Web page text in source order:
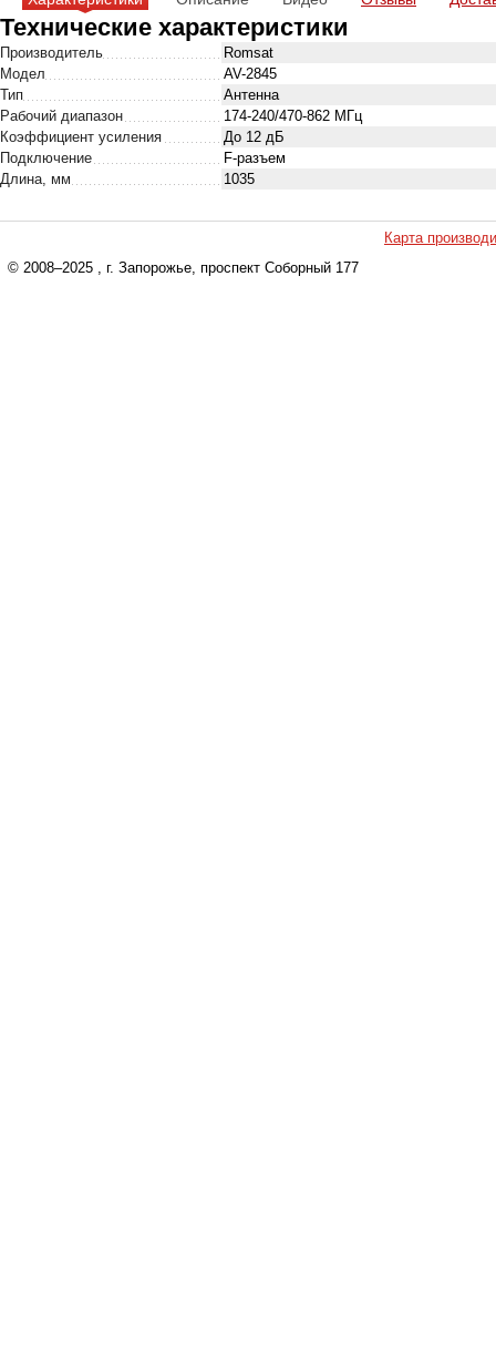
Технические характеристики
Производитель
Romsat
Модел
AV-2845
Тип
Антенна
Рабочий диапазон
174-240/470-862 МГц
Коэффициент усиления
До 12 дБ
Подключение
F-разъем
Длина, мм
1035
Карта
© 2008–2025 , г. Запорожье, проспект Соборный 177